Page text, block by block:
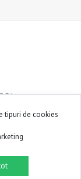
tipuri de cookies